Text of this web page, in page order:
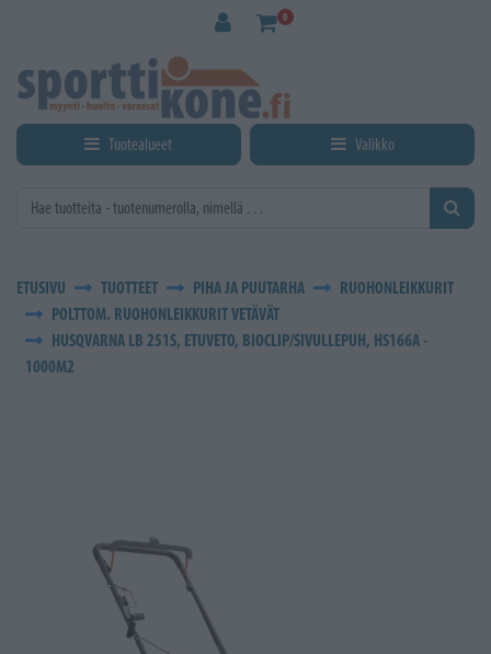
0
Tuotealueet Valikko
ETUSIVU TUOTTEET PIHA JA PUUTARHA
RUOHONLEIKKURIT
POLTTOM. RUOHONLEIKKURIT VETÄVÄT
HUSQVARNA LB 251S, ETUVETO, BIOCLIP/SIVULLEPUH, HS166A -
1000M2